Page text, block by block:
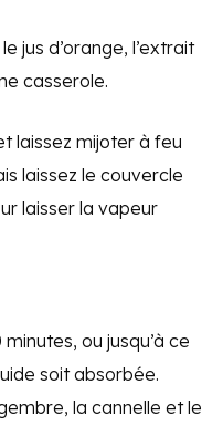
jus d’orange, l’extrait
casserole.
laissez mijoter à feu
laissez le couvercle
laisser la vapeur
ou jusqu’à ce
soit absorbée.
la cannelle et le